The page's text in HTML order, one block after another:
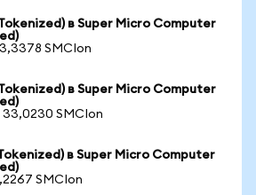
в Super Micro Computer
SMCIon
в Super Micro Computer
33,0230 SMCIon
в Super Micro Computer
SMCIon